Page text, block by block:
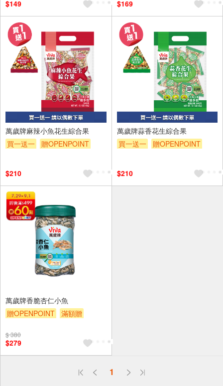
$149
$169
萬歲牌麻辣小魚花生綜合果
買一送一
贈OPENPOINT
$210
萬歲牌蒜香花生綜合果
買一送一
贈OPENPOINT
$210
萬歲牌香脆杏仁小魚
贈OPENPOINT
滿額贈
$ 380
$279
1
偏遠地區配送